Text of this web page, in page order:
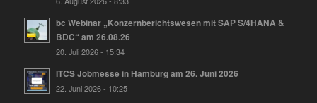
bc Webinar „Konzernberichtswesen mit SAP S/4HANA &
BDC“ am 26.08.26
20. Juli 2026 - 15:34
ITCS Jobmesse in Hamburg am 26. Juni 2026
22. Juni 2026 - 10:25